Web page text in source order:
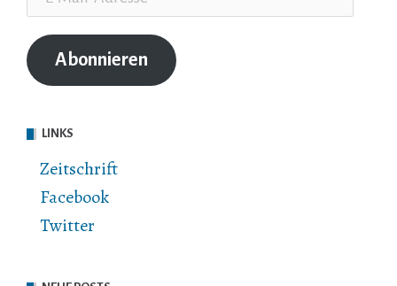
Mail-
Adresse
Abonnieren
LINKS
Zeitschrift
Facebook
Twitter